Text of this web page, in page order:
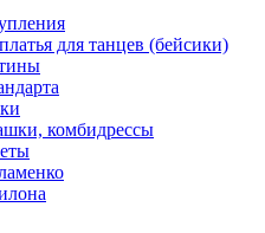
для танцев (бейсики)
комбидрессы